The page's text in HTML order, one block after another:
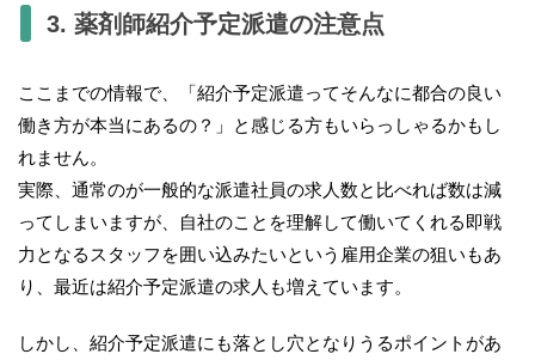
3. 薬剤師紹介予定派遣の注意点
ここまでの情報で、「紹介予定派遣ってそんなに都合の良い
働き方が本当にあるの？」と感じる方もいらっしゃるかもし
れません。
実際、通常のが一般的な派遣社員の求人数と比べれば数は減
ってしまいますが、自社のことを理解して働いてくれる即戦
力となるスタッフを囲い込みたいという雇用企業の狙いもあ
り、最近は紹介予定派遣の求人も増えています。
しかし、紹介予定派遣にも落とし穴となりうるポイントがあ